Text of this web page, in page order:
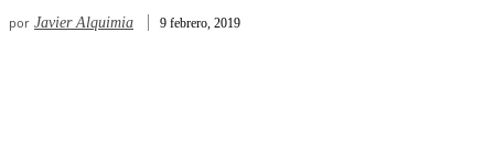
por Javier Alquimia 9 febrero, 2019